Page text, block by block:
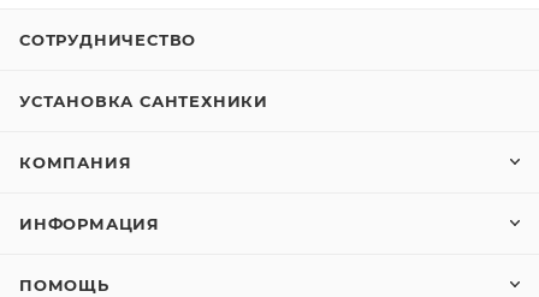
СОТРУДНИЧЕСТВО
УСТАНОВКА САНТЕХНИКИ
КОМПАНИЯ
ИНФОРМАЦИЯ
ПОМОЩЬ